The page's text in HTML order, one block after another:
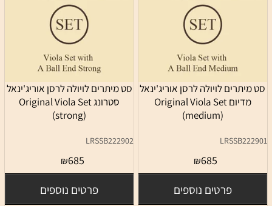
סט מיתרים לויולה לרסן אוריג'ינאל
מדיום Original Viola Set
(medium)
LRSSB222901
₪685
פרטים נוספים
סט מיתרים לויולה לרסן אוריג'ינאל
סטרונג Original Viola Set
(strong)
LRSSB222902
₪685
פרטים נוספים